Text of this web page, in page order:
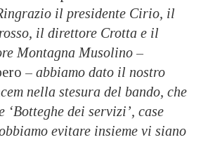
il presidente Cirio, il
il direttore Crotta e il
Montagna Musolino –
– abbiamo dato il nostro
nella stesura del bando, che
‘Botteghe dei servizi’, case
evitare insieme vi siano